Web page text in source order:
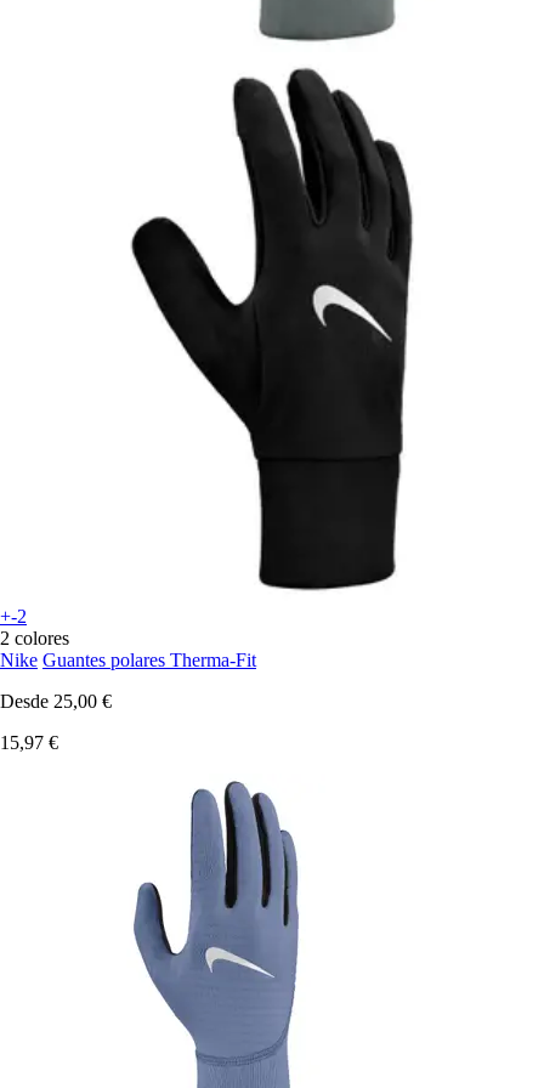
+-2
2 colores
Nike Guantes polares Therma-Fit
Desde 25,00 €
15,97 €